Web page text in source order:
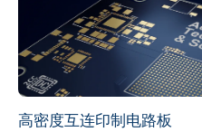
高密度互连印制电路板